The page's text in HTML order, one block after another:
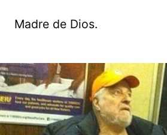
Madre de Dios.